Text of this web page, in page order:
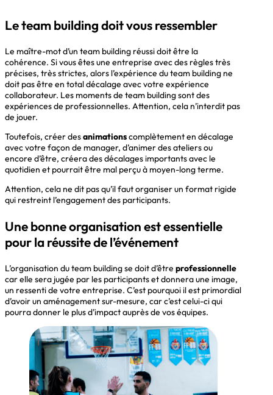
Le team building doit vous ressembler
Le maître-mot d’un team building réussi doit être la
cohérence. Si vous êtes une entreprise avec des règles très
précises, très strictes, alors l’expérience du team building ne
doit pas être en total décalage avec votre expérience
collaborateur. Les moments de team building sont des
expériences de professionnelles. Attention, cela n’interdit pas
de jouer.
Toutefois, créer desanimationscomplètement en décalage
avec votre façon de manager, d’animer des ateliers ou
encore d’être, créera des décalages importants avec le
quotidien et pourrait être mal perçu à moyen-long terme.
Attention, cela ne dit pas qu’il faut organiser un format rigide
qui restreint l’engagement des participants.
Une bonne organisation est essentielle
pour la réussite de l’événement
L’organisation du team building se doit d’être professionnelle
car elle sera jugée par les participants et donnera une image,
un ressenti de votre entreprise. C’est pourquoi il est primordial
d’avoir un aménagement sur-mesure, car c’est celui-ci qui
pourra donner le plus d’impact auprès de vos équipes.